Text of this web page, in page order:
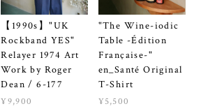
【1990s】"UK
Rockband YES"
Relayer 1974 Art
Work by Roger
Dean / 6-177
¥9,900
"The Wine-iodic
Table -Édition
Française-"
en_Santé Original
T-Shirt
¥5,500